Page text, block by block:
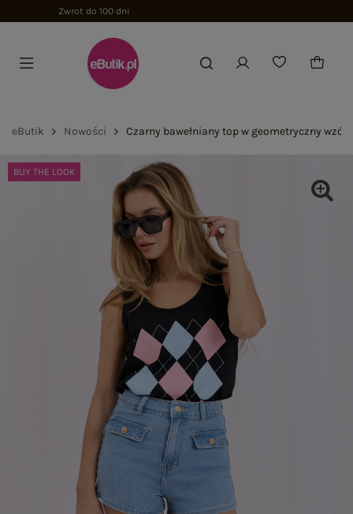
eButik Nowości Czarny bawełniany top w geometryczny wzór
BUY THE LOOK